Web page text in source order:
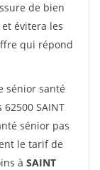
de bien
évitera les
qui répond
sénior santé
SAINT
sénior pas
le tarif de
à SAINT